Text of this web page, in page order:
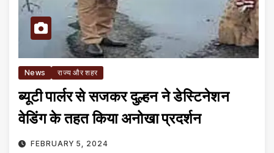
News राज्य और शहर
ब्यूटी पार्लर से सजकर दुल्हन ने डेस्टिनेशन
वेडिंग के तहत किया अनोखा प्रदर्शन
FEBRUARY 5, 2024